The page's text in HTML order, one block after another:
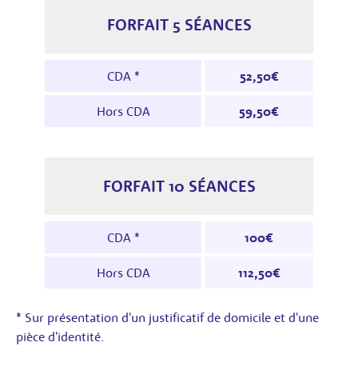
FORFAIT 5 SÉANCES
Tarifs pour un forfait 5 séances : le
CDA * 52,50€
Hors CDA 59,50€
FORFAIT 10 SÉANCES
Tarifs pour un forfait 10 séances : le
CDA * 100€
Hors CDA 112,50€
* Sur présentation d'un justificatif de domicile et d'une
pièce d'identité.